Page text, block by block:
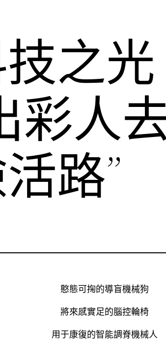
之
彩人
路”
憨態可掬的導盲機械狗
將來感實足的腦控輪椅
用于康復的智能調脊機械人